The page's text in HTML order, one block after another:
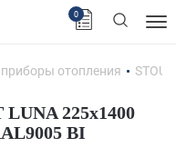
0
отопления
225x1400
BI